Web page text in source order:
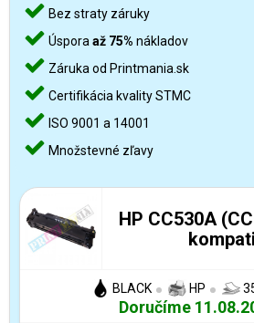
Bez straty záruky
Úspora až 75% nákladov
Záruka od Printmania.sk
Certifikácia kvality STMC
ISO 9001 a 14001
Množstevné zľavy
HP CC530A
BLACK HP
Doručíme